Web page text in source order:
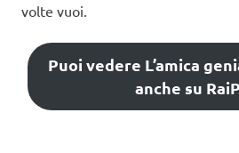
volte vuoi.
Puoi vedere L’amica
anche su